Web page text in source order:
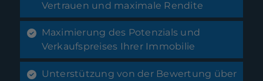
Vertrauen und maximale Rendite
Maximierung des Potenzials und
Verkaufspreises Ihrer Immobilie
Unterstützung von der Bewertung über